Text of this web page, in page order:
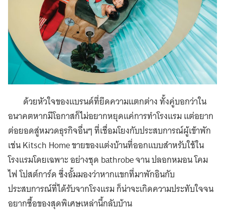
ด้วยหัวใจของแบรนด์ที่ยึดความแตกต่าง ทั้งคู่บอกว่าใน
อนาคตหากมีโอกาสก็ไม่อยากหยุดแค่การทำโรงแรม แต่อยาก
ต่อยอดสู่หมวดธุรกิจอื่นๆ ที่เชื่อมโยงกับประสบการณ์ผู้เข้าพัก
เช่น Kitsch Home ขายของแต่งบ้านที่ออกแบบสำหรับใช้ใน
โรงแรมโดยเฉพาะ อย่างชุด bathrobe จาน ปลอกหมอน โคม
ไฟ โปสต์การ์ด ซึ่งอั้มมองว่าหากแขกที่มาพักอินกับ
ประสบการณ์ที่ได้รับจากโรงแรม ก็น่าจะเกิดความประทับใจจน
อยากซื้อของสุดพิเศษเหล่านี้กลับบ้าน